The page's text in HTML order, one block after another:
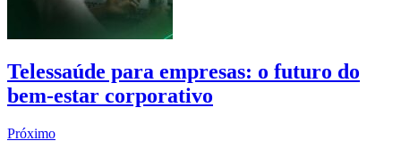
Telessaúde para empresas: o futuro do
bem-estar corporativo
Próximo